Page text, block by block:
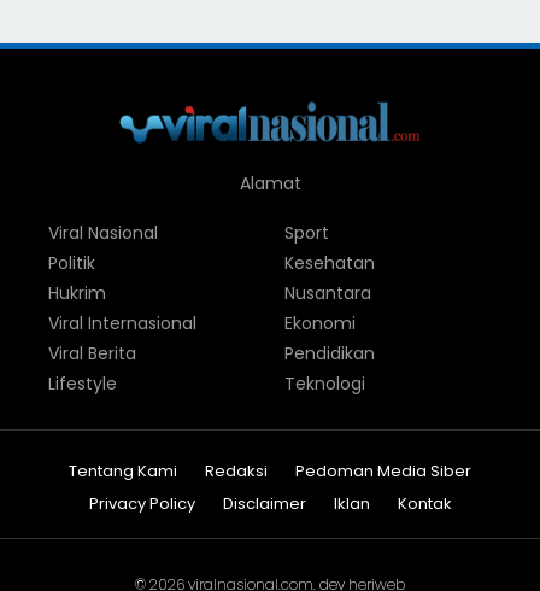
Alamat
Viral Nasional
Politik
Hukrim
Viral Internasional
Viral Berita
Lifestyle
Sport
Kesehatan
Nusantara
Ekonomi
Pendidikan
Teknologi
Tentang Kami Redaksi
Pedoman Media Siber
Privacy Policy
Disclaimer Iklan Kontak
© 2026viralnasional.com. dev heriweb